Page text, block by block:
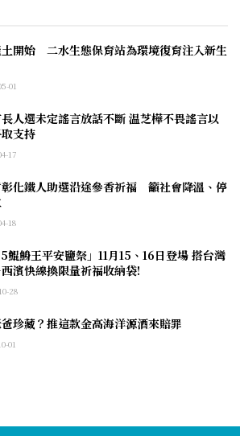
開始 二水生態保育站為環境復育注入新生
01
人選未定謠言放話不斷 温芝樺不畏謠言以
支持
17
化鐵人助選沿途參香祈福 籲社會降溫、停
18
鯤鯓王平安鹽祭」11月15、16日登場 搭台灣
濱快線換限量祈福收納袋!
28
珍藏？推這款金高海洋源酒來賠罪
01